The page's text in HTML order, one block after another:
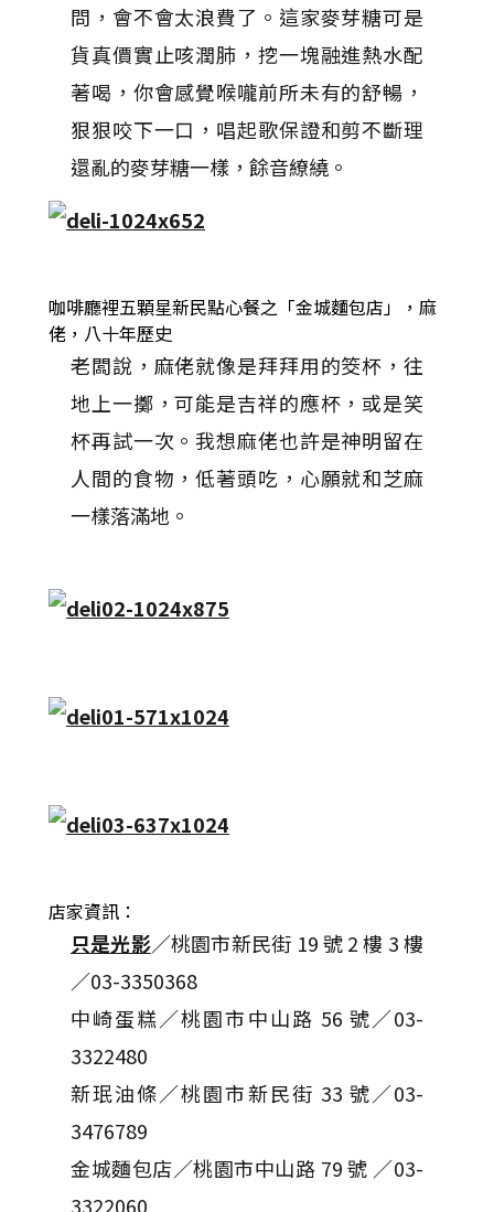
問，會不會太浪費了。這家麥芽糖可是
貨真價實止咳潤肺，挖一塊融進熱水配
著喝，你會感覺喉嚨前所未有的舒暢，
狠狠咬下一口，唱起歌保證和剪不斷理
還亂的麥芽糖一樣，餘音繚繞。
咖啡廳裡五顆星新民點心餐之「金城麵包店」，麻
佬，八十年歷史
老闆說，麻佬就像是拜拜用的筊杯，往
地上一擲，可能是吉祥的應杯，或是笑
杯再試一次。我想麻佬也許是神明留在
人間的食物，低著頭吃，心願就和芝麻
一樣落滿地。
店家資訊：
只是光影／桃園市新民街 19 號 2 樓 3 樓
／03-3350368
中崎蛋糕／桃園市中山路 56 號／03-
3322480
新珉油條／桃園市新民街 33 號／03-
3476789
金城麵包店／桃園市中山路 79 號 ／03-
3322060